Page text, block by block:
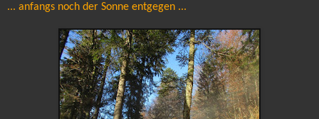
... anfangs noch der Sonne entgegen ...